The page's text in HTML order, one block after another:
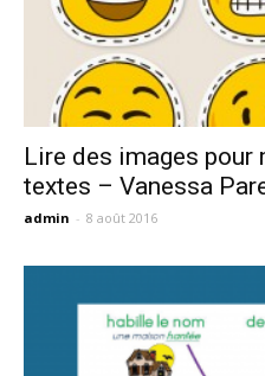
Lire des images pour
textes – Vanessa
admin - 8 août 2016